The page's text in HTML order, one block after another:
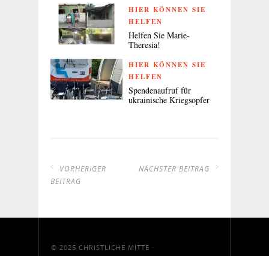
HIER KÖNNEN SIE
HELFEN
Helfen Sie Marie-
Theresia!
HIER KÖNNEN SIE
HELFEN
Spendenaufruf für
ukrainische Kriegsopfer
VORHERIGER
BEITRAG
NÄCHSTER BEITRAG
© 2025 CHRISTLICHE MITTE ·